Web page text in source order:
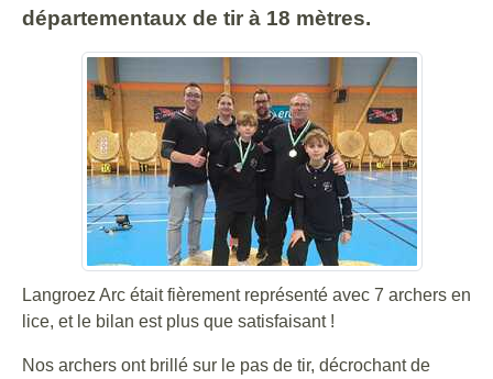
départementaux de tir à 18 mètres.
Langroez Arc était fièrement représenté avec 7 archers en
lice, et le bilan est plus que satisfaisant !
Nos archers ont brillé sur le pas de tir, décrochant de